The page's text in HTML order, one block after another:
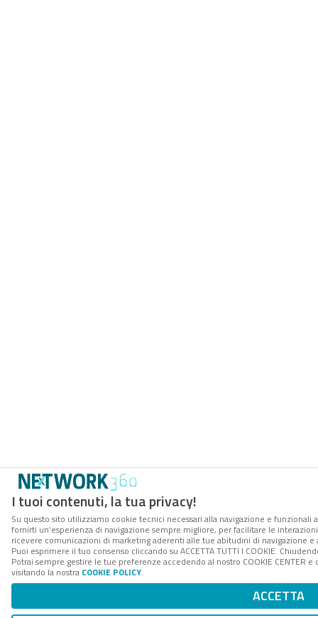
I tuoi contenuti, la tua privacy!
Su questo sito utilizziamo cookie tecnici necessari alla navigazione e
fornirti un’esperienza di navigazione sempre migliore, per facilitare le
ricevere comunicazioni di marketing aderenti alle tue abitudini di navigazione e
Puoi esprimere il tuo consenso cliccando su ACCETTA TUTTI I COOKIE.
Potrai sempre gestire le tue preferenze accedendo al nostro COOKIE
visitando la nostra COOKIE POLICY.
ACCETTA